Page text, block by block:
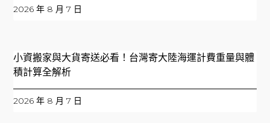
2026 年 8 月 7 日
小資搬家與大貨寄送必看！台灣寄大陸海運計費重量與體
積計算全解析
2026 年 8 月 7 日